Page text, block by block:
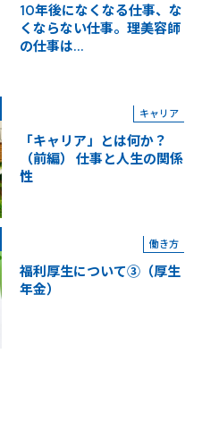
10年後になくなる仕事、な
くならない仕事。理美容師
の仕事は...
キャリア
「キャリア」とは何か？
（前編） 仕事と人生の関係
性
働き方
福利厚生について③（厚生
年金）